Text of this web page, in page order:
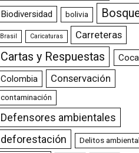
Biodiversidad bolivia
Brasil Caricaturas Carreteras
Cartas y Respuestas
Coca
Colombia
Conservación
contaminación
Defensores ambientales
deforestación
Delitos